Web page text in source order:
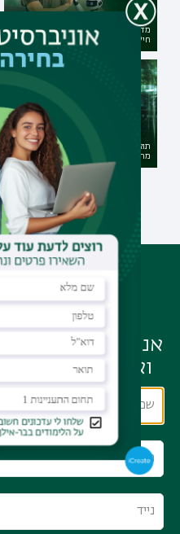
מדעי המחשב ובינה מלאכותית
חישובית
תואר ראשון במדעי המחשב עם
מתמטיקה - דו-חוגי מובנה
לא מצאת
אנחנו מזמינים
ואנו נחזור עם